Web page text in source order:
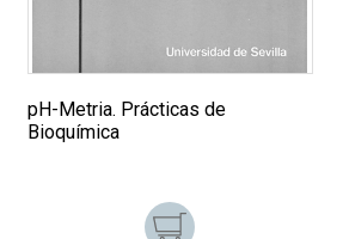
pH-Metria. Prácticas de
Bioquímica